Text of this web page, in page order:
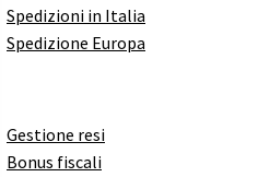
Spedizioni in Italia
Spedizione Europa
Gestione resi
Bonus fiscali